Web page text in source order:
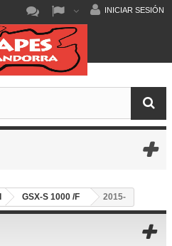
INICIAR SESIÓN
GSX-S 1000 /F 2015-